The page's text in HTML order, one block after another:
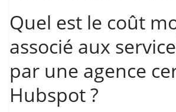
Quel est le coût
associé aux
par une agence
Hubspot ?